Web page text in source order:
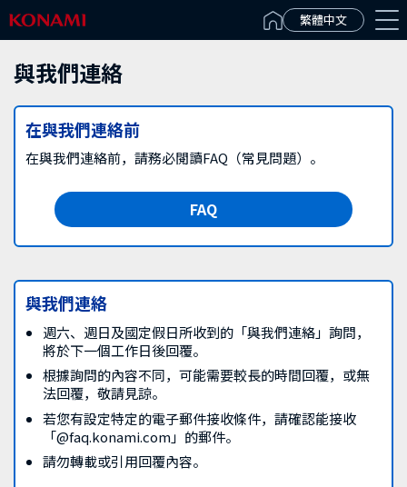
繁體中文
與我們連絡
在與我們連絡前
在與我們連絡前，請務必閱讀FAQ（常見問題）。
FAQ
與我們連絡
週六、週日及國定假日所收到的「與我們連絡」詢問，
將於下一個工作日後回覆。
根據詢問的內容不同，可能需要較長的時間回覆，或無
法回覆，敬請見諒。
若您有設定特定的電子郵件接收條件，請確認能接收
「@faq.konami.com」的郵件。
請勿轉載或引用回覆內容。